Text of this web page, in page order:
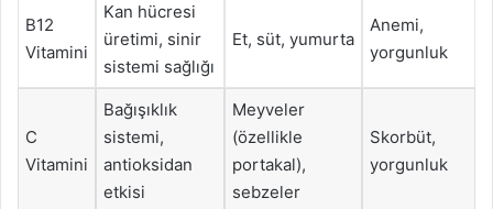
B12
Vitamini
Kan hücresi
üretimi, sinir
sistemi sağlığı
Et, süt, yumurta
Anemi,
yorgunluk
C
Vitamini
Bağışıklık
sistemi,
antioksidan
etkisi
Meyveler
(özellikle
portakal),
sebzeler
Skorbüt,
yorgunluk